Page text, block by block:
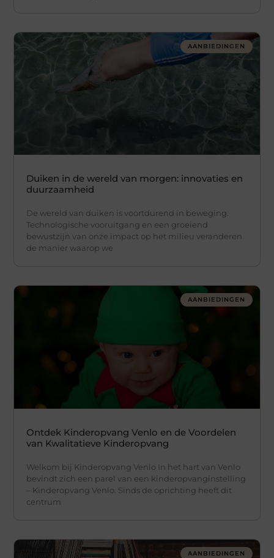
AANBIEDINGEN
Duiken in de wereld van morgen: innovaties en
duurzaamheid
De wereld van duiken is voortdurend in beweging.
Technologische vooruitgang en een groeiend
bewustzijn van onze impact op het milieu veranderen
de manier waarop we
AANBIEDINGEN
Ontdek Kinderopvang Venlo en de Voordelen
van Kwalitatieve Kinderopvang
Welkom bij Kinderopvang Venlo In het hart van Venlo
bevindt zich een parel van een kinderopvanginstelling
– Kinderopvang Venlo. Sinds de oprichting heeft dit
centrum
AANBIEDINGEN